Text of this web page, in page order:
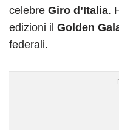
celebre Giro d’Italia.
edizioni il Golden
federali.